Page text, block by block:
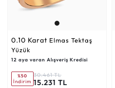
0.10 Karat
Yüzük
12 aya varan Alışveriş Kredisi
%50
İndirim
30.461 TL
15.231 TL